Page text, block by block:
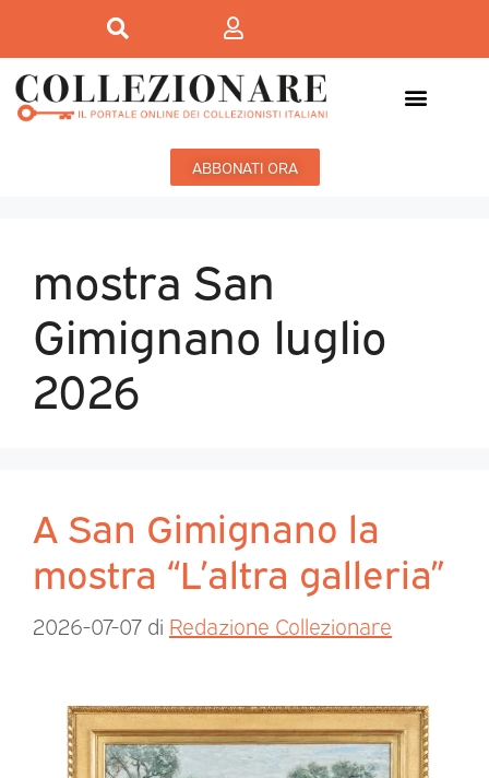
ABBONATI ORA
mostra San
Gimignano luglio
2026
A San Gimignano la
mostra “L’altra galleria”
2026-07-07 di Redazione Collezionare